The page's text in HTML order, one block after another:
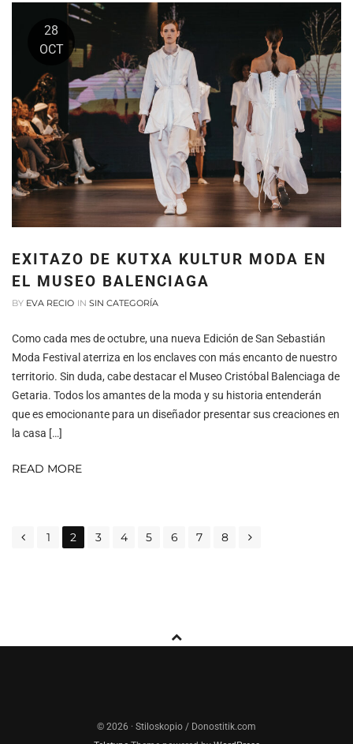
28
OCT
EXITAZO DE KUTXA KULTUR MODA EN
EL MUSEO BALENCIAGA
BY EVA RECIO IN SIN CATEGORÍA
Como cada mes de octubre, una nueva Edición de San Sebastián
Moda Festival aterriza en los enclaves con más encanto de nuestro
territorio. Sin duda, cabe destacar el Museo Cristóbal Balenciaga de
Getaria. Todos los amantes de la moda y su historia entenderán
que es emocionante para un diseñador presentar sus creaciones en
la casa […]
READ MORE
POSTS
NAVIGATION
1 2 3 4 5 6 7 8
© 2026 · Stiloskopio / Donostitik.com